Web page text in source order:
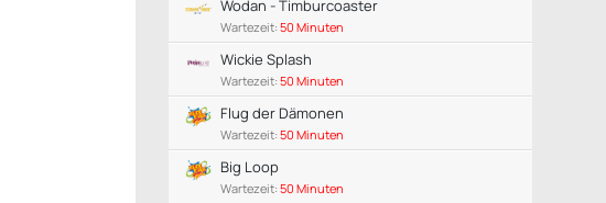
Wodan - Timburcoaster
Wartezeit: 50 Minuten
Wickie Splash
Wartezeit: 50 Minuten
Flug der Dämonen
Wartezeit: 50 Minuten
Big Loop
Wartezeit: 50 Minuten